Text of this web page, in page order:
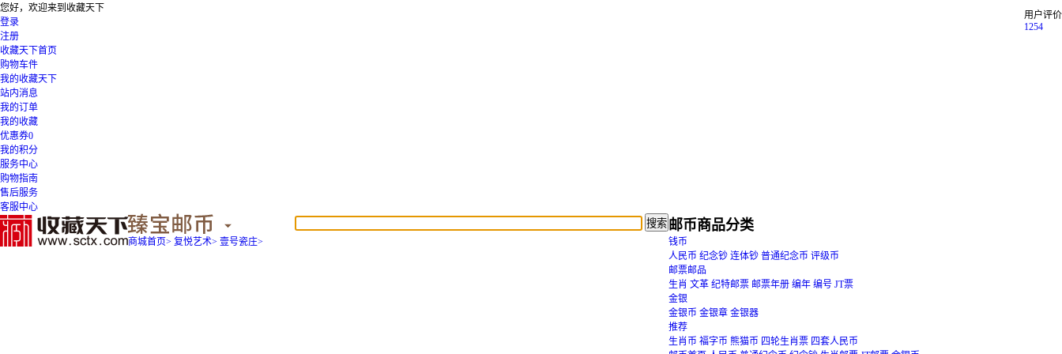
您好，欢迎来到收藏天下
登录
注册
收藏天下首页
购物车件
我的收藏天下
站内消息
我的订单
我的收藏
优惠券0
我的积分
服务中心
购物指南
售后服务
客服中心
商城首页> 复悦艺术> 壹号瓷庄>
搜索 邮币商品分类
钱币
人民币 纪念钞 连体钞 普通纪念币 评级币
邮票邮品
生肖 文革 纪特邮票 邮票年册 编年 编号 JT票
金银
金银币 金银章 金银器
推荐
生肖币 福字币 熊猫币 四轮生肖票 四套人民币
用户评价
1254